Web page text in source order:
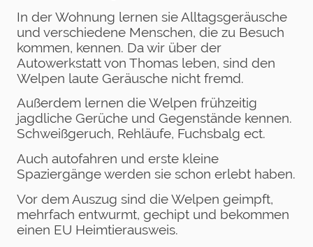
In der Wohnung lernen sie Alltagsgeräusche
und verschiedene Menschen, die zu Besuch
kommen, kennen. Da wir über der
Autowerkstatt von Thomas leben, sind den
Welpen laute Geräusche nicht fremd.
Außerdem lernen die Welpen frühzeitig
jagdliche Gerüche und Gegenstände kennen.
Schweißgeruch, Rehläufe, Fuchsbalg ect.
Auch autofahren und erste kleine
Spaziergänge werden sie schon erlebt haben.
Vor dem Auszug sind die Welpen geimpft,
mehrfach entwurmt, gechipt und bekommen
einen EU Heimtierausweis.